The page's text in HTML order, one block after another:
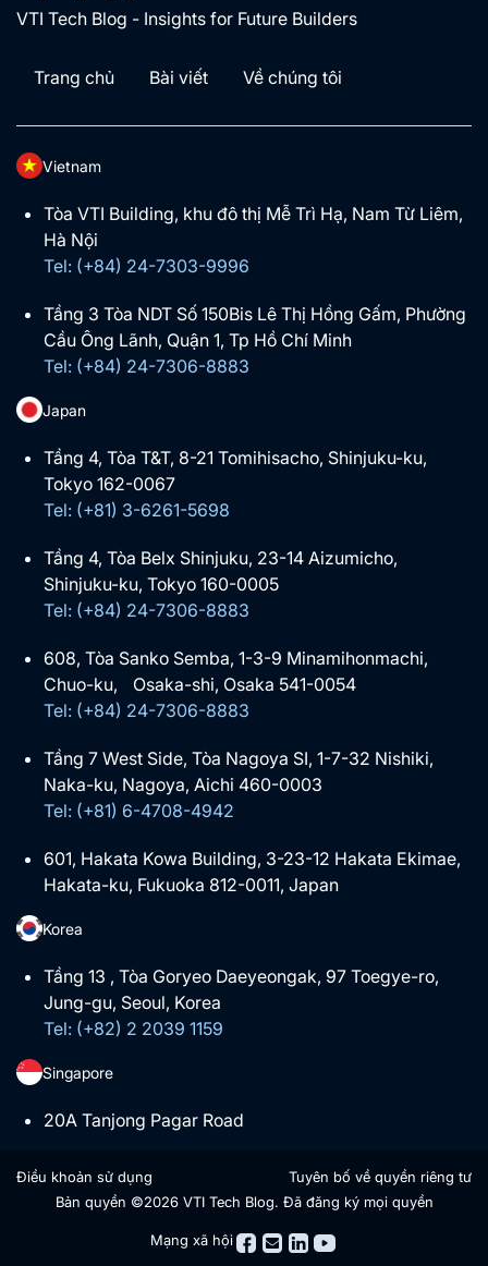
VTI Tech Blog - Insights for Future Builders
Trang chủ Bài viết Về chúng tôi
Vietnam
Tòa VTI Building, khu đô thị Mễ Trì Hạ, Nam Từ Liêm,
Hà Nội
Tel: (+84) 24-7303-9996
Tầng 3 Tòa NDT Số 150Bis Lê Thị Hồng Gấm, Phường
Cầu Ông Lãnh, Quận 1, Tp Hồ Chí Minh
Tel: (+84) 24-7306-8883
Japan
Tầng 4, Tòa T&T, 8-21 Tomihisacho, Shinjuku-ku,
Tokyo 162-0067
Tel: (+81) 3-6261-5698
Tầng 4, Tòa Belx Shinjuku, 23-14 Aizumicho,
Shinjuku-ku, Tokyo 160-0005
Tel: (+84) 24-7306-8883
608, Tòa Sanko Semba, 1-3-9 Minamihonmachi,
Chuo-ku, Osaka-shi, Osaka 541-0054
Tel: (+84) 24-7306-8883
Tầng 7 West Side, Tòa Nagoya SI, 1-7-32 Nishiki,
Naka-ku, Nagoya, Aichi 460-0003
Tel: (+81) 6-4708-4942
601, Hakata Kowa Building, 3-23-12 Hakata Ekimae,
Hakata-ku, Fukuoka 812-0011, Japan
Korea
Tầng 13 , Tòa Goryeo Daeyeongak, 97 Toegye-ro,
Jung-gu, Seoul, Korea
Tel: (+82) 2 2039 1159
Singapore
20A Tanjong Pagar Road
Điều khoản sử dụng
Tuyên bố về quyền riêng tư
Bản quyền ©2026 VTI Tech Blog. Đã đăng ký mọi quyền
Mạng xã hội